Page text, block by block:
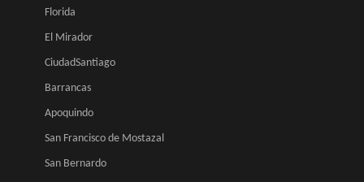
Florida
El Mirador
CiudadSantiago
Barrancas
Apoquindo
San Francisco de Mostazal
San Bernardo